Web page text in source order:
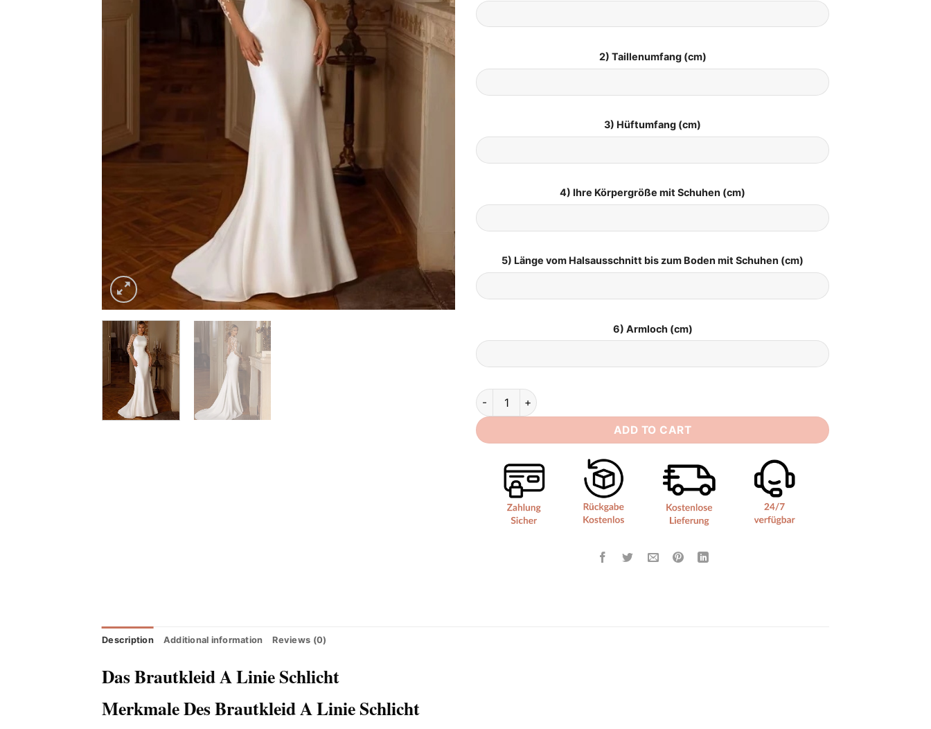
2) Taillenumfang (cm)
3) Hüftumfang (cm)
4) Ihre Körpergröße mit Schuhen (cm)
5) Länge vom Halsausschnitt bis zum Boden mit Schuhen (cm)
6) Armloch (cm)
Brautkleid A Linie Schlicht quantity
ADD TO CART
Description Additional information Reviews (0)
Das Brautkleid A Linie Schlicht
Merkmale Des Brautkleid A Linie Schlicht